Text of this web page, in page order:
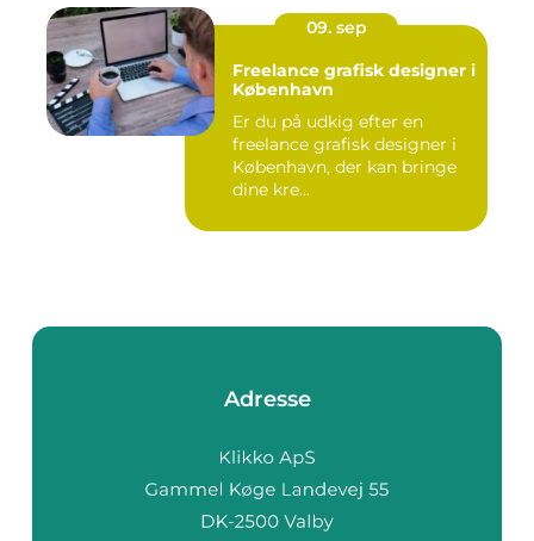
09. sep
Freelance grafisk designer i
København
Er du på udkig efter en
freelance grafisk designer i
København, der kan bringe
dine kre...
Adresse